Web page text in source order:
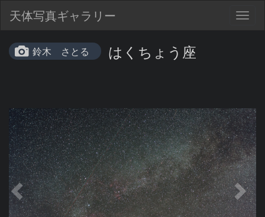
天体写真ギャラリー
鈴木 さとる はくちょう座